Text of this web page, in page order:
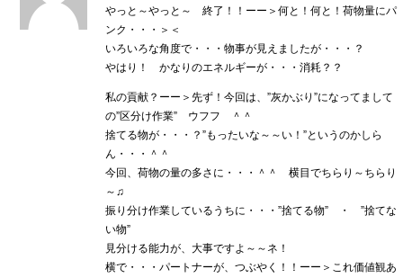
やっと～やっと～ 終了！！ーー＞何と！何と！荷物量にパ
ンク・・・＞＜
いろいろな角度で・・・物事が見えましたが・・・？
やはり！ かなりのエネルギーが・・・消耗？？
私の貢献？ーー＞先ず！今回は、”灰かぶり”になってまして
の”区分け作業” ウフフ ＾＾
捨てる物が・・・？”もったいな～～い！”というのかしら
ん・・・＾＾
今回、荷物の量の多さに・・・＾＾ 横目でちらり～ちらり
～♫
振り分け作業しているうちに・・・”捨てる物” ・ ”捨てな
い物”
見分ける能力が、大事ですよ～～ネ！
横で・・・パートナーが、つぶやく！！ーー＞これ価値観あ